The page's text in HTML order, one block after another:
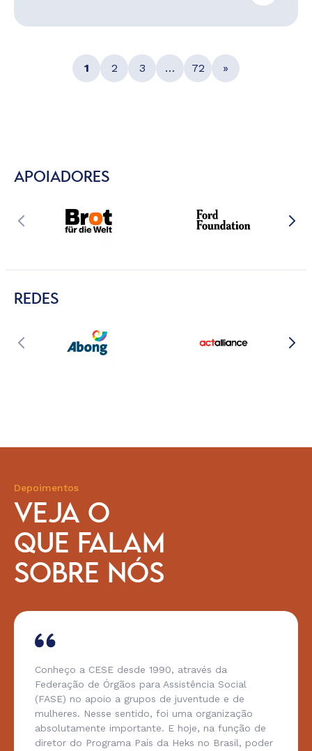
1 2 3 … 72 »
APOIADORES
REDES
Depoimentos
VEJA O
QUE FALAM
SOBRE NÓS
Eu preciso de recursos para fazer a luta. Somos
descendentes de grupos muito criativos, africanos
e indígenas. Somos na maioria compostos por
mulheres. E a formação em Mobilização de
Recursos promovida pela CESE acaba nos dando
autonomia, se assim compartilharmos dentro do